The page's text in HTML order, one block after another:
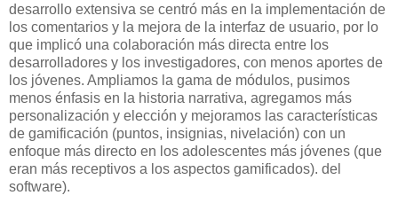
desarrollo extensiva se centró más en la implementación de
los comentarios y la mejora de la interfaz de usuario, por lo
que implicó una colaboración más directa entre los
desarrolladores y los investigadores, con menos aportes de
los jóvenes. Ampliamos la gama de módulos, pusimos
menos énfasis en la historia narrativa, agregamos más
personalización y elección y mejoramos las características
de gamificación (puntos, insignias, nivelación) con un
enfoque más directo en los adolescentes más jóvenes (que
eran más receptivos a los aspectos gamificados). del
software).